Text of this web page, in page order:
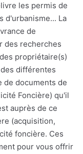
les permis de
d'urbanisme... La
de
des recherches
propriétaire(s)
différentes
de documents de
Foncière) qu'il
auprès de ce
(acquisition,
foncière. Ces
pour vous offrir